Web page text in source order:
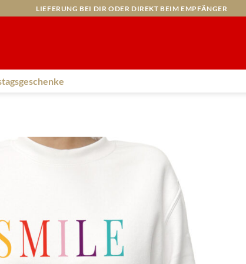
LIEFERUNG BEI DIR ODER DIREKT BEIM EMPFÄNGER